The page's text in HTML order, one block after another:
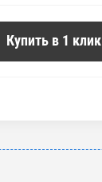
Купить в 1 клик